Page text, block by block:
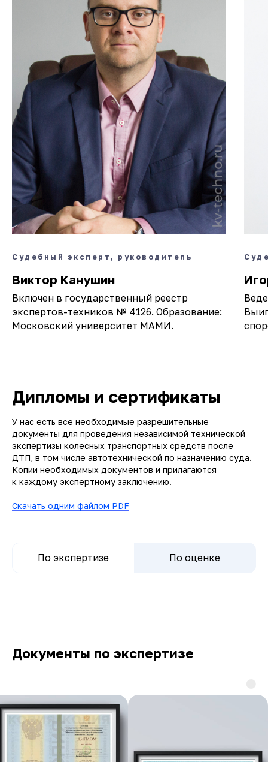
Судебный эксперт, руководитель
Виктор Канушин
Включен в государственный реестр
экспертов-техников № 4126. Образование:
Московский университет МАМИ.
Дипломы и сертификаты
У нас есть все необходимые разрешительные
документы для проведения независимой технической
экспертизы колесных транспортных средств после
ДТП, в том числе автотехнической по назначению суда.
Копии необходимых документов и прилагаются
к каждому экспертному заключению.
Скачать одним файлом PDF
По экспертизе По оценке
Документы по экспертизе